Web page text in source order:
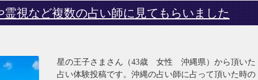
霊視など複数の占い師に見てもらいました
星の王子さまさん（43歳 女性 沖縄県）から頂いた
占い体験投稿です。沖縄の占い師に占って頂いた時の